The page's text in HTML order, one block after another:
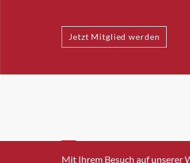
Jetzt Mitglied werden
INFO@SWISSICT.CH
Mit Ihrem Besuch auf unserer